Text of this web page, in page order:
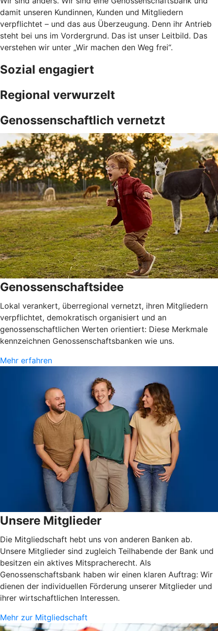
damit unseren Kundinnen, Kunden und Mitgliedern
verpflichtet – und das aus Überzeugung. Denn ihr Antrieb
steht bei uns im Vordergrund. Das ist unser Leitbild. Das
verstehen wir unter „Wir machen den Weg frei“.
Sozial engagiert
Regional verwurzelt
Genossenschaftlich vernetzt
Genossenschaftsidee
Lokal verankert, überregional vernetzt, ihren Mitgliedern
verpflichtet, demokratisch organisiert und an
genossenschaftlichen Werten orientiert: Diese Merkmale
kennzeichnen Genossenschaftsbanken wie uns.
Mehr erfahren
Unsere Mitglieder
Die Mitgliedschaft hebt uns von anderen Banken ab.
Unsere Mitglieder sind zugleich Teilhabende der Bank und
besitzen ein aktives Mitspracherecht. Als
Genossenschaftsbank haben wir einen klaren Auftrag: Wir
dienen der individuellen Förderung unserer Mitglieder und
ihrer wirtschaftlichen Interessen.
Mehr zur Mitgliedschaft